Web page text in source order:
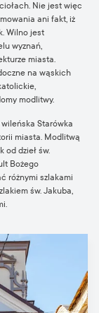
Nie jest więc
ani fakt, iż
Wilno jest
wyznań,
miasta.
na wąskich
modlitwy.
Starówka
miasta. Modlitwą
od dzieł św.
Bożego
różnymi szlakami
św. Jakuba,